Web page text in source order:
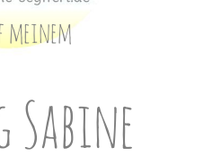
meinem
Sabine